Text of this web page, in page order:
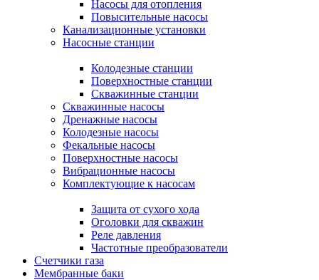
Насосы для отопления
Повысительные насосы
Канализационные установки
Насосные станции
Колодезные станции
Поверхностные станции
Скважинные станции
Скважинные насосы
Дренажные насосы
Колодезные насосы
Фекальные насосы
Поверхностные насосы
Вибрационные насосы
Комплектующие к насосам
Защита от сухого хода
Оголовки для скважин
Реле давления
Частотные преобразователи
Счетчики газа
Мембранные баки